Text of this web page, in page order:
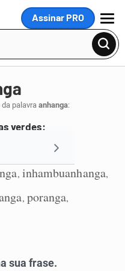
Assinar PRO
MENU
palavraanhanga:
verdes:
, inhambuanhanga,
, poranga,